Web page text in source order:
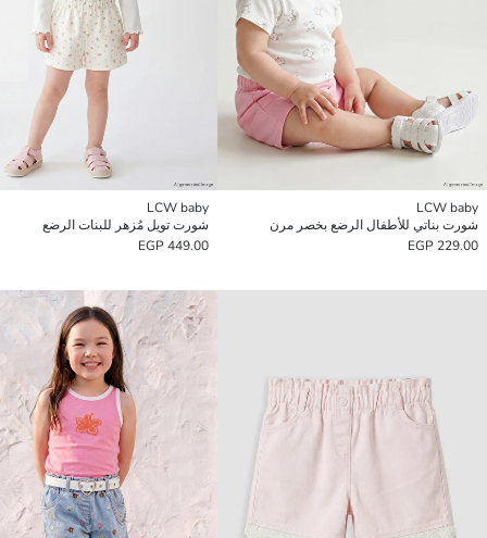
LCW baby
شورت بناتي للأطفال الرضع بخصر مرن
229.00 EGP
LCW baby
شورت تويل مُزهر للبنات الرضع
449.00 EGP